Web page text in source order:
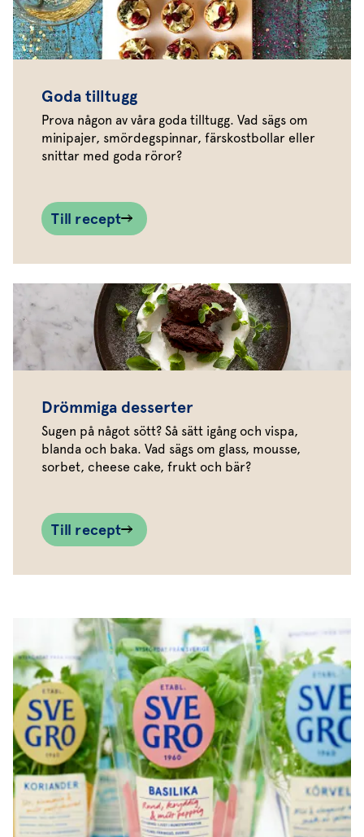
Goda tilltugg
Prova någon av våra goda tilltugg. Vad sägs om
minipajer, smördegspinnar, färskostbollar eller
snittar med goda röror?
Till recept
Drömmiga desserter
Sugen på något sött? Så sätt igång och vispa,
blanda och baka. Vad sägs om glass, mousse,
sorbet, cheese cake, frukt och bär?
Till recept